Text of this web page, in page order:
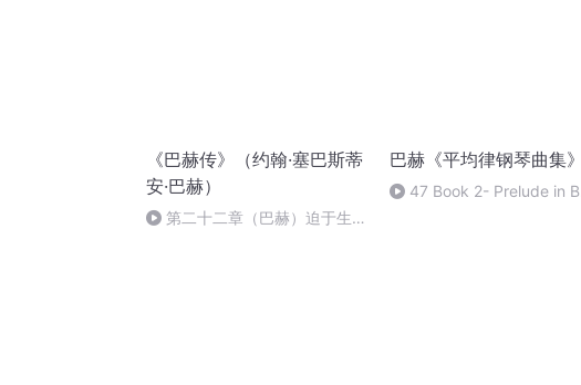
《巴赫传》（约翰·塞巴斯蒂
安·巴赫）
第二十二章（巴赫）迫于生活
巴赫《平均律钢琴曲集》
47 Book 2- Prelude in B